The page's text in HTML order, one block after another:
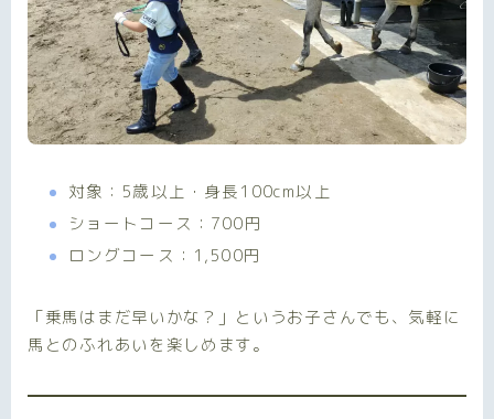
対象：5歳以上・身長100cm以上
ショートコース：700円
ロングコース：1,500円
「乗馬はまだ早いかな？」というお子さんでも、気軽に
馬とのふれあいを楽しめます。